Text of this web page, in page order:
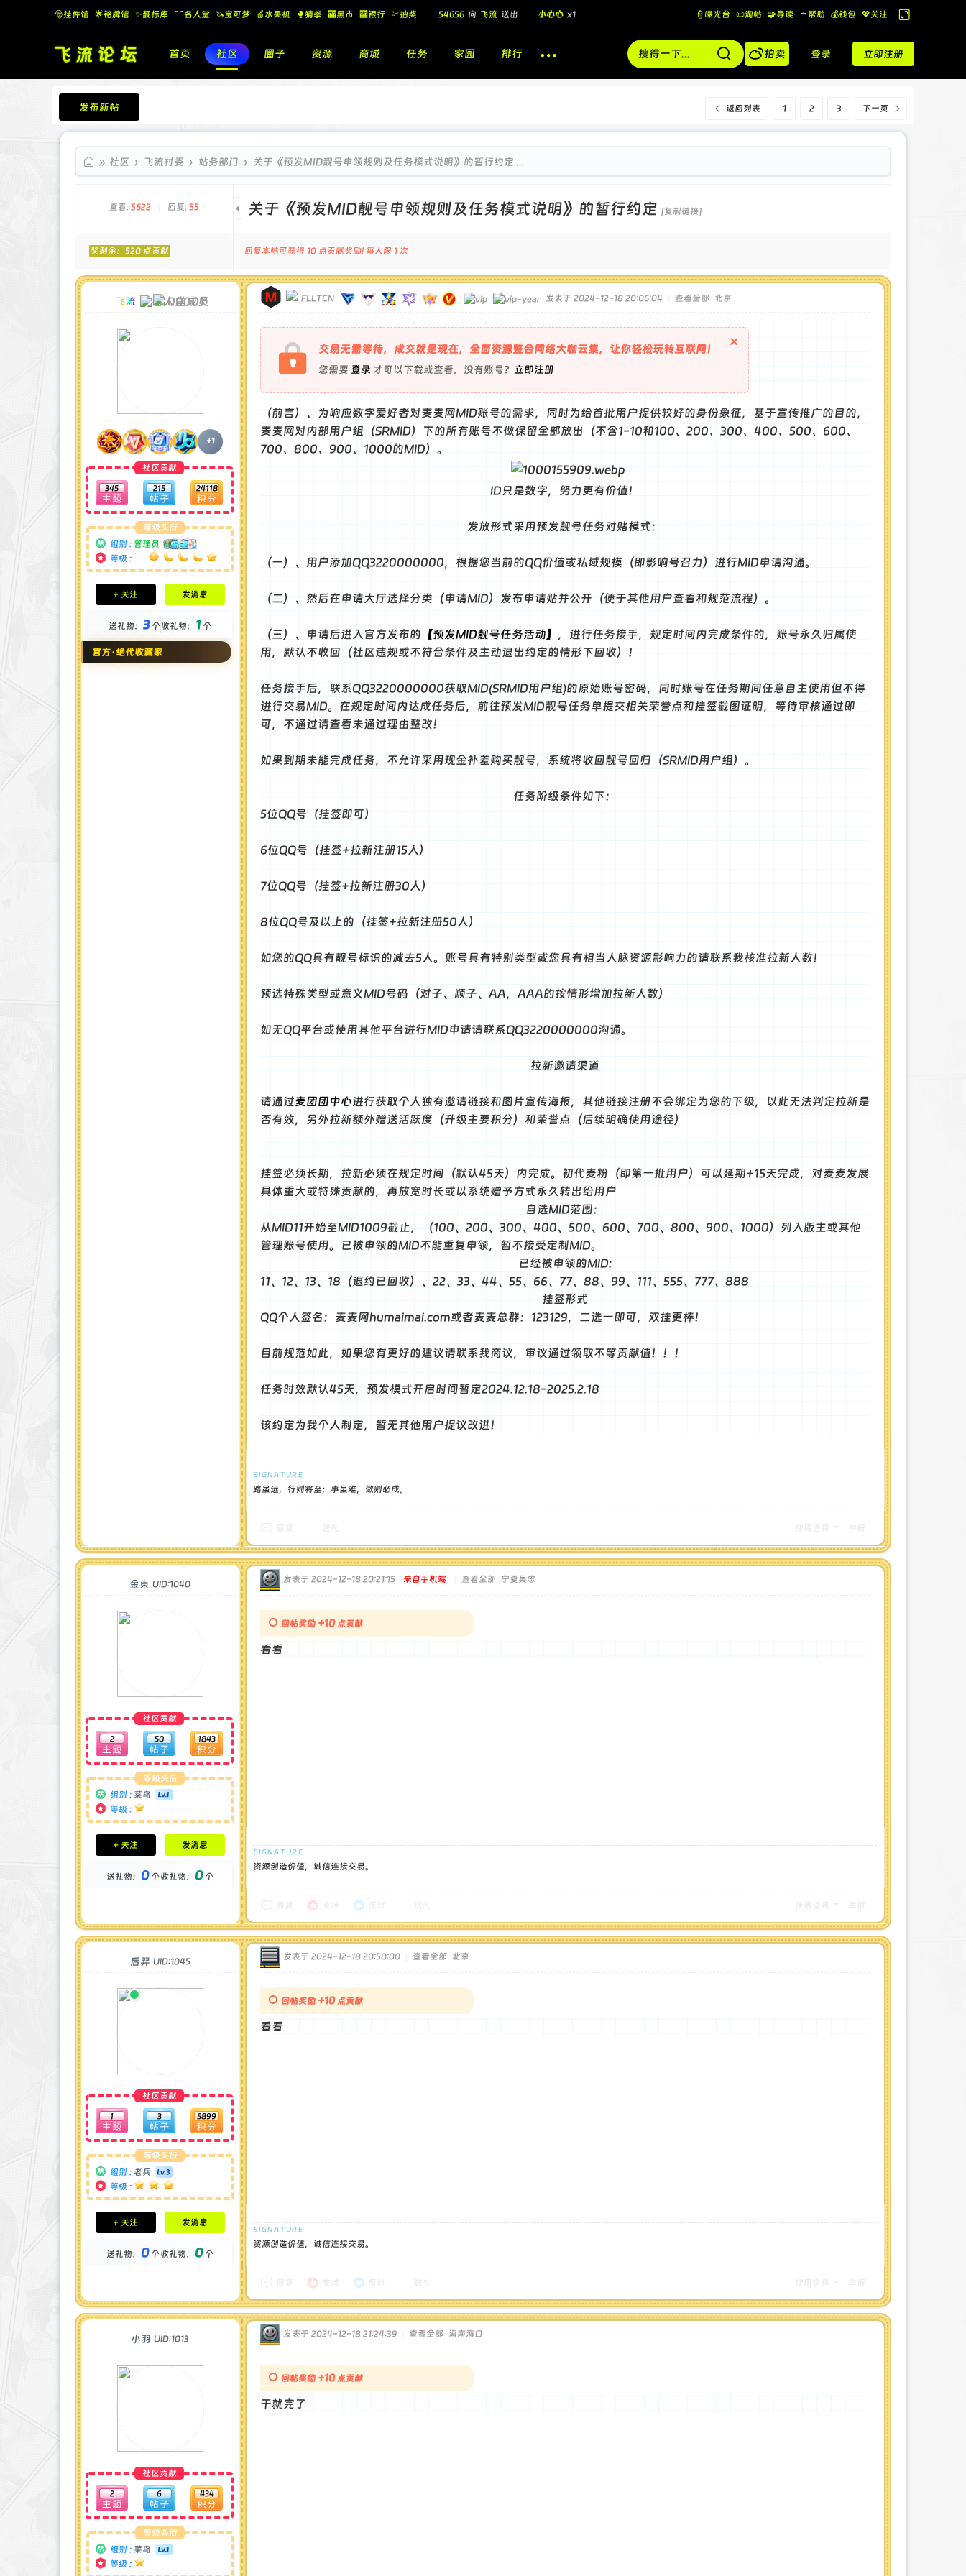
🎅挂件馆 🌟铭牌馆 ✨️靓标库 🧚‍♂️名人堂 🦄宝可梦 🍎水果机 🥊猜拳 🏧黑市 🏧银行 💹抽奖 👮曝光台 📜淘帖 🧩导读 👛帮助 💰️钱包 💖关注
换
到
宽
版
首页 社区 圈子 资源 商城 任务 家园 排行 拍卖 登录 立即注册
1 2 3 下一页
返回列表
发布新帖
飞流论坛
» 社区 › 飞流村委 › 站务部门 › 关于《预发MID靓号申领规则及任务模式说明》的暂行约定 ...
查看: 5622 回复: 55 关于《预发MID靓号申领规则及任务模式说明》的暂行约定 [复制链接]
奖剩余：520 点贡献 回复本帖可获得 10 点贡献奖励! 每人限 1 次
飞流 00001
+1
社区贡献
345 215 24118
等级头衔
组别 : 管理员
等级 :
积分成就
钻石 : 185 颗
金币 : 4 枚
在线时间 : 1951 小时
注册时间 : 2024-11-22
最后登录 : 2026-8-4
+ 关注 发消息
送礼物： 3个收礼物： 1 个
官方·绝代收藏家
FLLTCN 发表于 2024-12-18 20:06:04 查看全部 北京
交易无需等待，成交就是现在，全面资源整合网络大咖云集，让你轻松玩转互联网！
您需要 登录 才可以下载或查看，没有账号？ 立即注册
×
（前言）、为响应数字爱好者对麦麦网MID账号的需求，同时为给首批用户提供较好的身份象征，基于宣传推广的目的，
麦麦网对内部用户组（SRMID）下的所有账号不做保留全部放出（不含1-10和100、200、300、400、500、600、
700、800、900、1000的MID）。
ID只是数字，努力更有价值！
发放形式采用预发靓号任务对赌模式：
（一）、用户添加QQ3220000000，根据您当前的QQ价值或私域规模（即影响号召力）进行MID申请沟通。
（二）、然后在申请大厅选择分类（申请MID）发布申请贴并公开（便于其他用户查看和规范流程）。
（三）、申请后进入官方发布的 【预发MID靓号任务活动】 ，进行任务接手，规定时间内完成条件的，账号永久归属使
用，默认不收回（社区违规或不符合条件及主动退出约定的情形下回收）！
任务接手后，联系QQ3220000000获取MID(SRMID用户组)的原始账号密码，同时账号在任务期间任意自主使用但不得
进行交易MID。在规定时间内达成任务后，前往预发MID靓号任务单提交相关荣誉点和挂签截图证明，等待审核通过即
可，不通过请查看未通过理由整改！
如果到期未能完成任务，不允许采用现金补差购买靓号，系统将收回靓号回归（SRMID用户组）。
任务阶级条件如下：
5位QQ号（挂签即可）
6位QQ号（挂签+拉新注册15人）
7位QQ号（挂签+拉新注册30人）
8位QQ号及以上的（挂签+拉新注册50人）
如您的QQ具有靓号标识的减去5人。账号具有特别类型或您具有相当人脉资源影响力的请联系我核准拉新人数！
预选特殊类型或意义MID号码（对子、顺子、AA，AAA的按情形增加拉新人数）
如无QQ平台或使用其他平台进行MID申请请联系QQ3220000000沟通。
拉新邀请渠道
请通过麦团团中心进行获取个人独有邀请链接和图片宣传海报，其他链接注册不会绑定为您的下级，以此无法判定拉新是
否有效，另外拉新额外赠送活跃度（升级主要积分）和荣誉点（后续明确使用途径）
挂签必须长期，拉新必须在规定时间（默认45天）内完成。初代麦粉（即第一批用户）可以延期+15天完成，对麦麦发展
具体重大或特殊贡献的，再放宽时长或以系统赠予方式永久转出给用户
自选MID范围：
从MID11开始至MID1009截止，（100、200、300、400、500、600、700、800、900、1000）列入版主或其他
管理账号使用。已被申领的MID不能重复申领，暂不接受定制MID。
已经被申领的MID:
11、12、13、18（退约已回收）、22、33、44、55、66、77、88、99、111、555、777、888
挂签形式
QQ个人签名：麦麦网humaimai.com或者麦麦总群：123129，二选一即可，双挂更棒！
目前规范如此，如果您有更好的建议请联系我商议，审议通过领取不等贡献值！！！
任务时效默认45天，预发模式开启时间暂定2024.12.18-2025.2.18
该约定为我个人制定，暂无其他用户提议改进！
路虽远，行则将至；事虽难，做则必成。
金東 UID:1040
社区贡献
2 50 1843
等级头衔
组别 : 菜鸟
等级 :
积分成就
钻石 : 0 颗
金币 : 0 枚
+ 关注 发消息
送礼物： 0个收礼物： 0个
发表于 2024-12-18 20:21:15 来自手机端 查看全部 宁夏吴忠
回帖奖励 +10点贡献
看看
资源创造价值，诚信连接交易。
后羿 UID:1045
社区贡献
1 3 5899
等级头衔
组别 : 老兵
等级 :
积分成就
钻石 : 0 颗
金币 : 0 枚
+ 关注 发消息
送礼物： 0个收礼物： 0个
发表于 2024-12-18 20:50:00 查看全部 北京
回帖奖励 +10点贡献
看看
资源创造价值，诚信连接交易。
小羽 UID:1013
社区贡献
2 6 434
等级头衔
组别 : 菜鸟
等级 :
发表于 2024-12-18 21:24:39 查看全部 海南海口
回帖奖励 +10点贡献
干就完了